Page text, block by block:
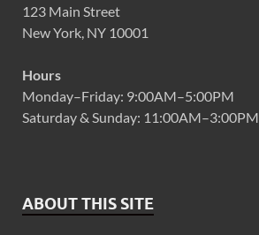
123 Main Street
New York, NY 10001
Hours
Monday–Friday: 9:00AM–5:00PM
Saturday & Sunday: 11:00AM–3:00PM
ABOUT THIS SITE